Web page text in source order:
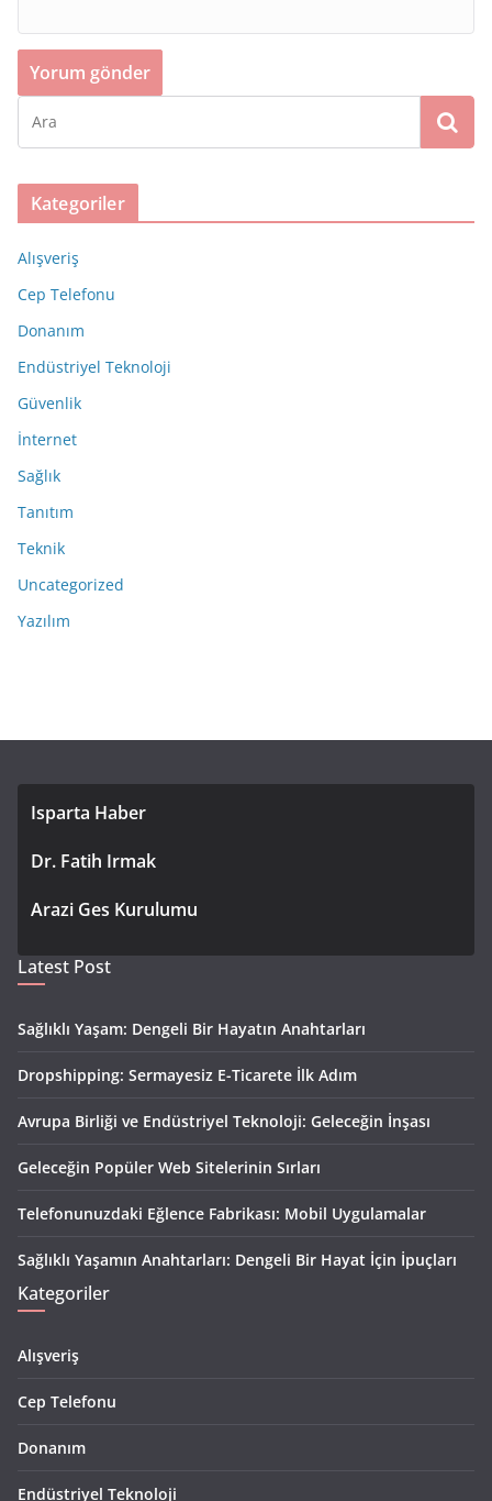
Kategoriler
Alışveriş
Cep Telefonu
Donanım
Endüstriyel Teknoloji
Güvenlik
İnternet
Sağlık
Tanıtım
Teknik
Uncategorized
Yazılım
Isparta Haber
Dr. Fatih Irmak
Arazi Ges Kurulumu
Latest Post
Sağlıklı Yaşam: Dengeli Bir Hayatın Anahtarları
Dropshipping: Sermayesiz E-Ticarete İlk Adım
Avrupa Birliği ve Endüstriyel Teknoloji: Geleceğin İnşası
Geleceğin Popüler Web Sitelerinin Sırları
Telefonunuzdaki Eğlence Fabrikası: Mobil Uygulamalar
Sağlıklı Yaşamın Anahtarları: Dengeli Bir Hayat İçin İpuçları
Kategoriler
Alışveriş
Cep Telefonu
Donanım
Endüstriyel Teknoloji